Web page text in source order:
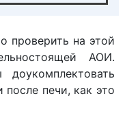
проверить на этой
АОИ.
печи, как это